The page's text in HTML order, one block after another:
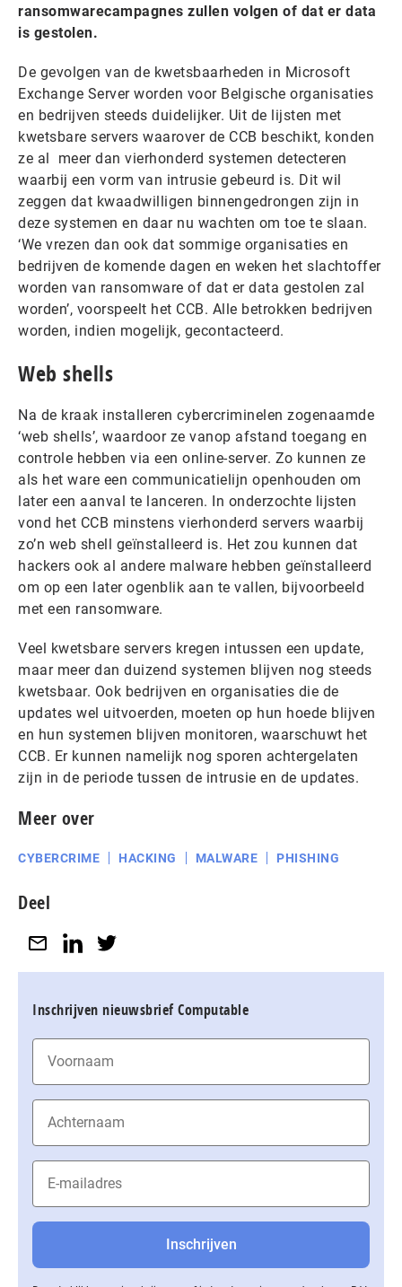
ransomwarecampagnes zullen volgen of dat er data
is gestolen.
De gevolgen van de kwetsbaarheden in Microsoft
Exchange Server worden voor Belgische organisaties
en bedrijven steeds duidelijker. Uit de lijsten met
kwetsbare servers waarover de CCB beschikt, konden
ze al meer dan vierhonderd systemen detecteren
waarbij een vorm van intrusie gebeurd is. Dit wil
zeggen dat kwaadwilligen binnengedrongen zijn in
deze systemen en daar nu wachten om toe te slaan.
‘We vrezen dan ook dat sommige organisaties en
bedrijven de komende dagen en weken het slachtoffer
worden van ransomware of dat er data gestolen zal
worden’, voorspeelt het CCB. Alle betrokken bedrijven
worden, indien mogelijk, gecontacteerd.
Web shells
Na de kraak installeren cybercriminelen zogenaamde
‘web shells’, waardoor ze vanop afstand toegang en
controle hebben via een online-server. Zo kunnen ze
als het ware een communicatielijn openhouden om
later een aanval te lanceren. In onderzochte lijsten
vond het CCB minstens vierhonderd servers waarbij
zo’n web shell geïnstalleerd is. Het zou kunnen dat
hackers ook al andere malware hebben geïnstalleerd
om op een later ogenblik aan te vallen, bijvoorbeeld
met een ransomware.
Veel kwetsbare servers kregen intussen een update,
maar meer dan duizend systemen blijven nog steeds
kwetsbaar. Ook bedrijven en organisaties die de
updates wel uitvoerden, moeten op hun hoede blijven
en hun systemen blijven monitoren, waarschuwt het
CCB. Er kunnen namelijk nog sporen achtergelaten
zijn in de periode tussen de intrusie en de updates.
Meer over
CYBERCRIME HACKING MALWARE PHISHING
Deel
Inschrijven nieuwsbrief Computable